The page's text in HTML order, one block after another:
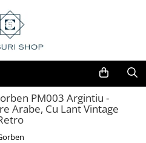
PM003 Argintiu -
Arabe, Cu Lant Vintage